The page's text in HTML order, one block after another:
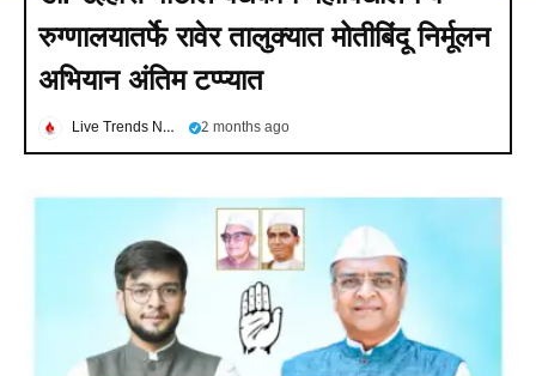
रुग्णालयातर्फे रावेर तालुक्यात मोतीबिंदू निर्मूलन
अभियान अंतिम टप्प्यात
Live Trends News 2 months ago